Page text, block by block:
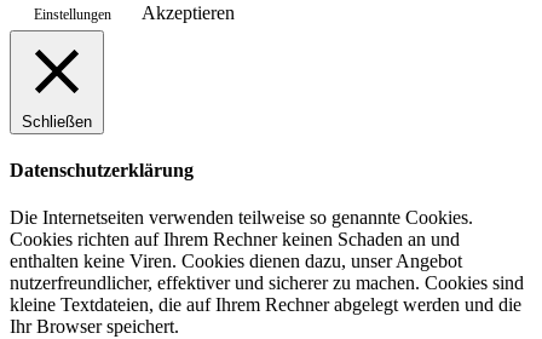
Einstellungen Akzeptieren
Schließen
Datenschutzerklärung
Die Internetseiten verwenden teilweise so genannte Cookies.
Cookies richten auf Ihrem Rechner keinen Schaden an und
enthalten keine Viren. Cookies dienen dazu, unser Angebot
nutzerfreundlicher, effektiver und sicherer zu machen. Cookies sind
kleine Textdateien, die auf Ihrem Rechner abgelegt werden und die
Ihr Browser speichert.